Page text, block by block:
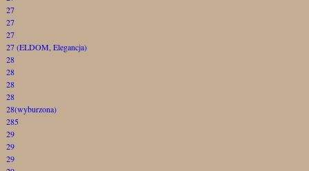
27
27
27
27 (ELDOM, Elegancja)
28
28
28
28
28(wyburzona)
285
29
29
29